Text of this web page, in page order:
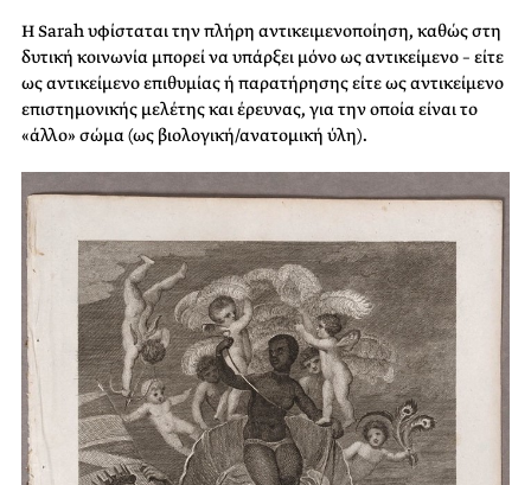
Η Sarah υφίσταται την πλήρη αντικειμενοποίηση, καθώς στη
δυτική κοινωνία μπορεί να υπάρξει μόνο ως αντικείμενο – είτε
ως αντικείμενο επιθυμίας ή παρατήρησης είτε ως αντικείμενο
επιστημονικής μελέτης και έρευνας, για την οποία είναι το
«άλλο» σώμα (ως βιολογική/ανατομική ύλη).